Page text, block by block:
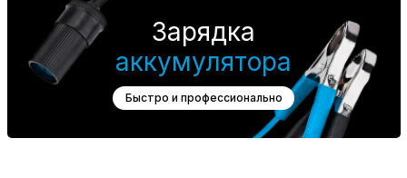
Зарядка
аккумулятора
Быстро и профессионально